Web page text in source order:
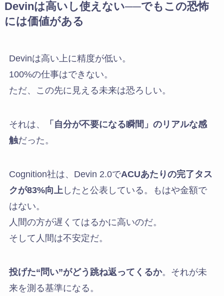
Devinは高いし使えない──でもこの恐怖
には価値がある
Devinは高い上に精度が低い。
100%の仕事はできない。
ただ、この先に見える未来は恐ろしい。
それは、
「自分が不要になる瞬間」のリアルな感
触だった。
Cognition社は、Devin 2.0でACUあたりの完了タス
クが83%向上したと公表している。もはや金額で
はない。
人間の方が遅くてはるかに高いのだ。
そして人間は不安定だ。
投げた“問い”がどう跳ね返ってくるか。それが未
来を測る基準になる。